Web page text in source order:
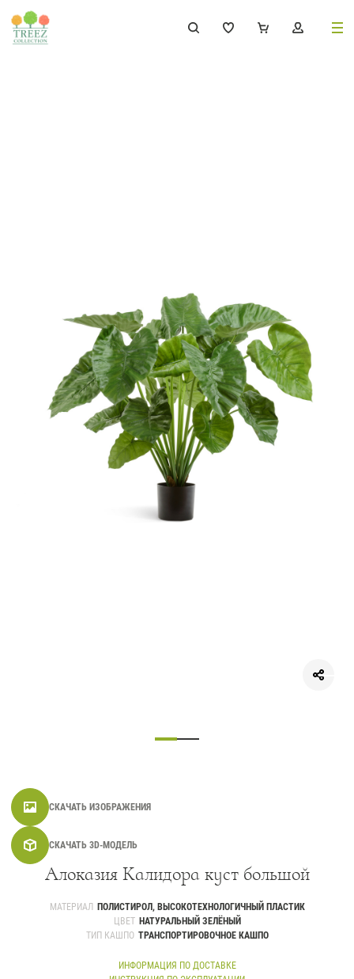
Дизайнерские композиции 17
Товары с 3D-моделями 502
Готовые решения от Treez 146
Алфавитный указатель
Статьи
Идеи
СМИ о нас
СКАЧАТЬ ИЗОБРАЖЕНИЯ
СКАЧАТЬ 3D-МОДЕЛЬ
Алоказия Калидора куст большой
МАТЕРИАЛ
ПОЛИСТИРОЛ, ВЫСОКОТЕХНОЛОГИЧНЫЙ ПЛАСТИК
ЦВЕТ НАТУРАЛЬНЫЙ ЗЕЛЁНЫЙ
ТИП КАШПО ТРАНСПОРТИРОВОЧНОЕ КАШПО
ИНФОРМАЦИЯ ПО ДОСТАВКЕ